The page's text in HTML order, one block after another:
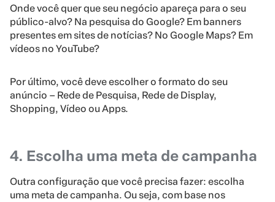
Onde você quer que seu negócio apareça para o seu
público-alvo? Na pesquisa do Google? Em banners
presentes em sites de notícias? No Google Maps? Em
vídeos no YouTube?
Por último, você deve escolher o formato do seu
anúncio – Rede de Pesquisa, Rede de Display,
Shopping, Vídeo ou Apps.
4. Escolha uma meta de campanha
Outra configuração que você precisa fazer: escolha
uma meta de campanha. Ou seja, com base nos